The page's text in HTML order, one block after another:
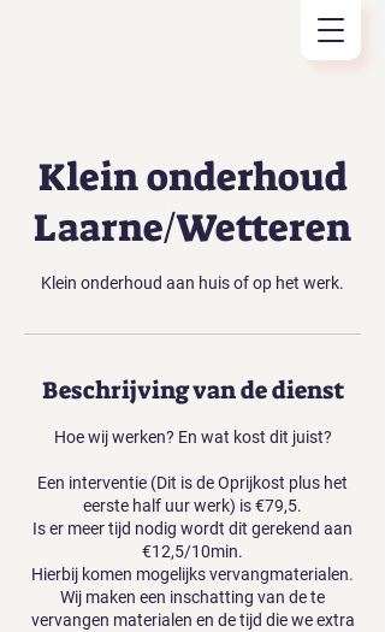
Klein onderhoud
Laarne/Wetteren
Beschrijving van de dienst
Hoe wij werken? En wat kost dit juist?
Een interventie (Dit is de Oprijkost plus het
eerste half uur werk) is €79,5.
Is er meer tijd nodig wordt dit gerekend aan
€12,5/10min.
Hierbij komen mogelijks vervangmaterialen.
Wij maken een inschatting van de te
vervangen materialen en de tijd die we extra